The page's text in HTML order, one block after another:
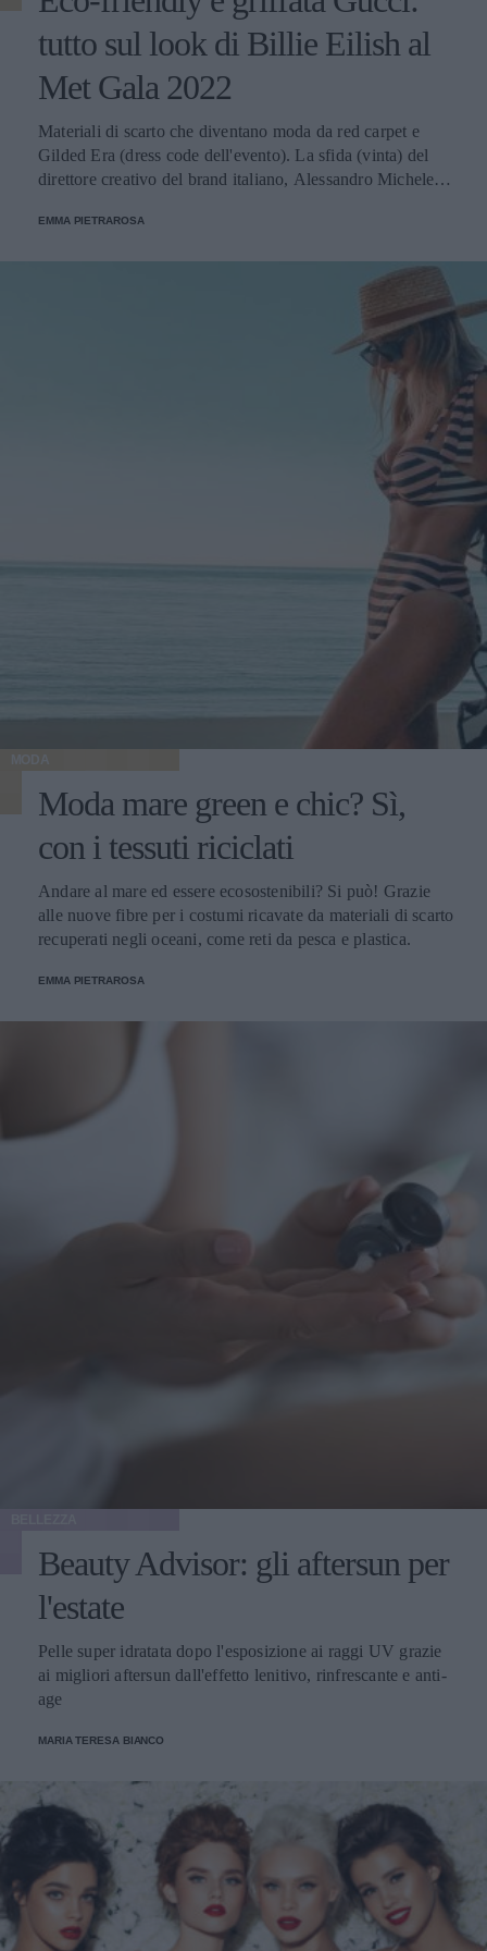
tutto sul look di Billie Eilish al
Met Gala 2022
Materiali di scarto che diventano moda da red carpet e
Gilded Era (dress code dell'evento). La sfida (vinta) del
direttore creativo del brand italiano, Alessandro Michele,
EMMA PIETRAROSA
MODA
Moda mare green e chic? Sì,
con i tessuti riciclati
Andare al mare ed essere ecosostenibili? Si può! Grazie
alle nuove fibre per i costumi ricavate da materiali di scarto
recuperati negli oceani, come reti da pesca e plastica.
EMMA PIETRAROSA
Beauty Advisor: gli aftersun per
l'estate
Pelle super idratata dopo l'esposizione ai raggi UV grazie
ai migliori aftersun dall'effetto lenitivo, rinfrescante e anti-
age
MARIA TERESA BIANCO